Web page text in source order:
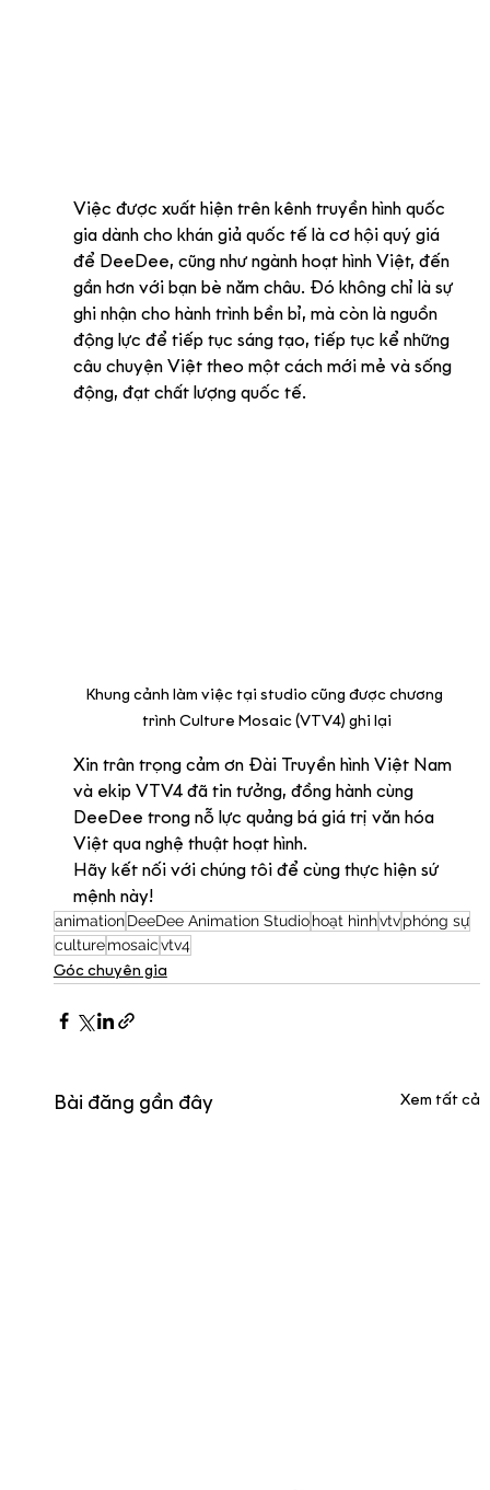
Việc được xuất hiện trên kênh truyền hình quốc
gia dành cho khán giả quốc tế là cơ hội quý giá
để DeeDee, cũng như ngành hoạt hình Việt, đến
gần hơn với bạn bè năm châu. Đó không chỉ là sự
ghi nhận cho hành trình bền bỉ, mà còn là nguồn
động lực để tiếp tục sáng tạo, tiếp tục kể những
câu chuyện Việt theo một cách mới mẻ và sống
động, đạt chất lượng quốc tế.
Khung cảnh làm việc tại studio cũng được chương
trình Culture Mosaic (VTV4) ghi lại
Xin trân trọng cảm ơn Đài Truyền hình Việt Nam
và ekip VTV4 đã tin tưởng, đồng hành cùng
DeeDee trong nỗ lực quảng bá giá trị văn hóa
Việt qua nghệ thuật hoạt hình.
Hãy kết nối với chúng tôi để cùng thực hiện sứ
mệnh này!
animation DeeDee Animation Studio hoạt hìnhvtv phóng sự
culture mosaicvtv4
Góc chuyên gia
Bài đăng gần đây Xem tất cả